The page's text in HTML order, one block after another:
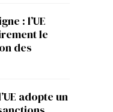
: l’UE
le
des
adopte un